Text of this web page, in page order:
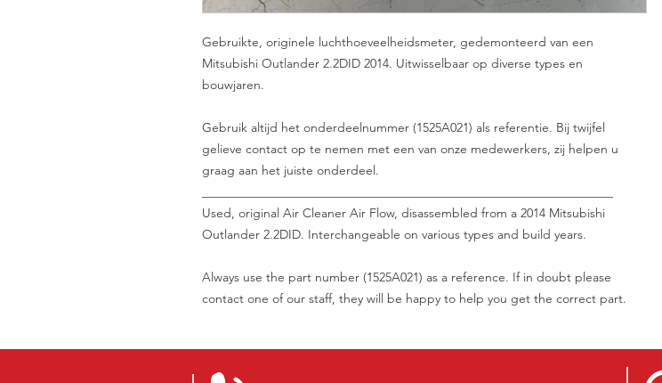
Gebruikte, originele luchthoeveelheidsmeter, gedemonteerd van een
Mitsubishi Outlander 2.2DID 2014. Uitwisselbaar op diverse types en
bouwjaren.
Gebruik altijd het onderdeelnummer (1525A021) als referentie. Bij twijfel
gelieve contact op te nemen met een van onze medewerkers, zij helpen u
graag aan het juiste onderdeel.
Used, original Air Cleaner Air Flow, disassembled from a 2014 Mitsubishi
Outlander 2.2DID. Interchangeable on various types and build years.
Always use the part number (1525A021) as a reference. If in doubt please
contact one of our staff, they will be happy to help you get the correct part.